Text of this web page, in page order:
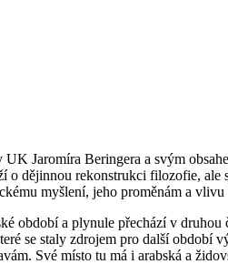
Jaromíra Beringera a svým
dějinnou rekonstrukci filozofie,
myšlení, jeho proměnám a vlivu
období a plynule přechází v
se staly zdrojem pro další období
Své místo tu má i arabská a